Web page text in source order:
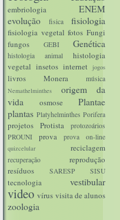
embriologia
ENEM
evolução
fisica fisiologia
fisiologia vegetal fotos Fungi
fungos
GEBI Genética
histologia animal
histologia
vegetal insetos internet jogos
livros Monera música
Nemathelminthes
origem da
vida
osmose
Plantae
plantas Platyhelminthes Porifera
projetos Protista
protozoários
PROUNI
prova prova on-line
quizcelular reciclagem
recuperação
reprodução
resíduos
SARESP SISU
tecnologia vestibular
video vírus visita de alunos
zoologia